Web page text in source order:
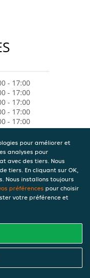
- 17:00
- 17:00
- 17:00
- 17:00
- 17:00
- 15:00
pour améliorer et
analyses pour
avec des tiers. Nous
tiers. En cliquant sur OK,
Nous installons toujours
préférences pour choisir
votre préférence et